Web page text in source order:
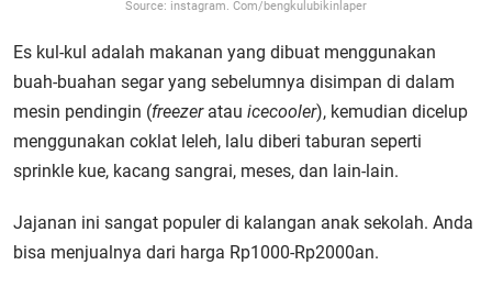
Source: instagram. Com/bengkulubikinlaper
Es kul-kul adalah makanan yang dibuat menggunakan
buah-buahan segar yang sebelumnya disimpan di dalam
mesin pendingin (freezeratau icecooler), kemudian dicelup
menggunakan coklat leleh, lalu diberi taburan seperti
sprinkle kue, kacang sangrai, meses, dan lain-lain.
Jajanan ini sangat populer di kalangan anak sekolah. Anda
bisa menjualnya dari harga Rp1000-Rp2000an.